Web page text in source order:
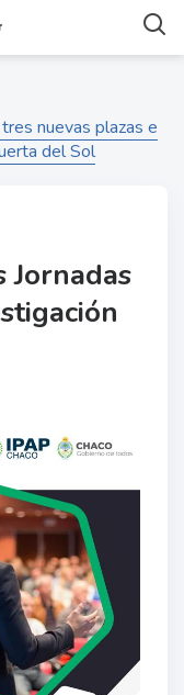
nuevas plazas e
del Sol
Jornadas